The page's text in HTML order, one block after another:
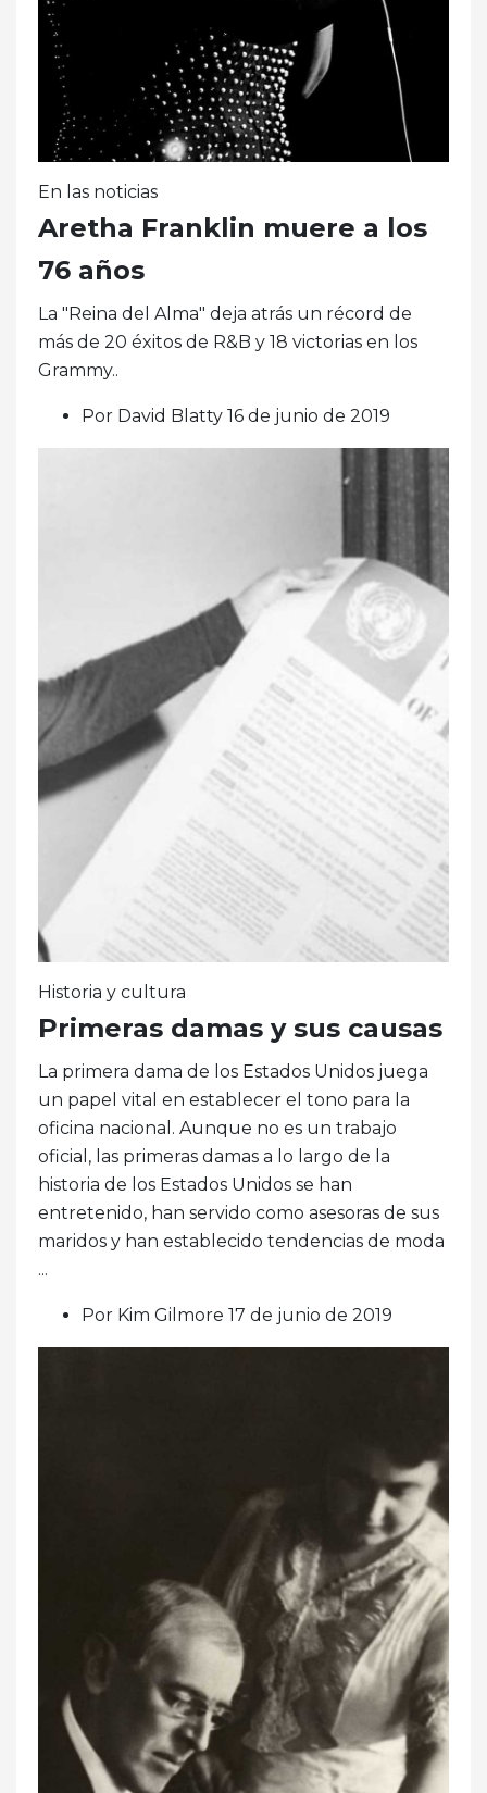
En las noticias
Aretha Franklin muere a los
76 años
La "Reina del Alma" deja atrás un récord de
más de 20 éxitos de R&B y 18 victorias en los
Grammy..
Por David Blatty 16 de junio de 2019
Historia y cultura
Primeras damas y sus causas
La primera dama de los Estados Unidos juega
un papel vital en establecer el tono para la
oficina nacional. Aunque no es un trabajo
oficial, las primeras damas a lo largo de la
historia de los Estados Unidos se han
entretenido, han servido como asesoras de sus
maridos y han establecido tendencias de moda
...
Por Kim Gilmore 17 de junio de 2019